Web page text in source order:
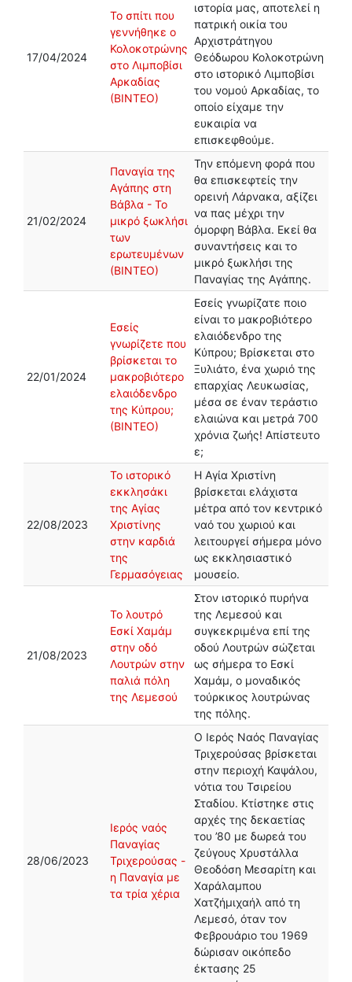
17/04/2024
Το σπίτι που
γεννήθηκε ο
Κολοκοτρώνης
στο Λιμποβίσι
Αρκαδίας
(ΒΙΝΤΕΟ)
ιστορία μας, αποτελεί η
πατρική οικία του
Αρχιστράτηγου
Θεόδωρου Κολοκοτρώνη
στο ιστορικό Λιμποβίσι
του νομού Αρκαδίας, το
οποίο είχαμε την
ευκαιρία να
επισκεφθούμε.
21/02/2024
Παναγία της
Αγάπης στη
Βάβλα - Το
μικρό ξωκλήσι
των
ερωτευμένων
(ΒΙΝΤΕΟ)
Την επόμενη φορά που
θα επισκεφτείς την
ορεινή Λάρνακα, αξίζει
να πας μέχρι την
όμορφη Βάβλα. Εκεί θα
συναντήσεις και το
μικρό ξωκλήσι της
Παναγίας της Αγάπης.
22/01/2024
Εσείς
γνωρίζετε που
βρίσκεται το
μακροβιότερο
ελαιόδενδρο
της Κύπρου;
(ΒΙΝΤΕΟ)
Εσείς γνωρίζατε ποιο
είναι το μακροβιότερο
ελαιόδενδρο της
Κύπρου; Βρίσκεται στο
Ξυλιάτο, ένα χωριό της
επαρχίας Λευκωσίας,
μέσα σε έναν τεράστιο
ελαιώνα και μετρά 700
χρόνια ζωής! Απίστευτο
ε;
22/08/2023
Το ιστορικό
εκκλησάκι
της Αγίας
Χριστίνης
στην καρδιά
της
Γερμασόγειας
Η Αγία Χριστίνη
βρίσκεται ελάχιστα
μέτρα από τον κεντρικό
ναό του χωριού και
λειτουργεί σήμερα μόνο
ως εκκλησιαστικό
μουσείο.
21/08/2023
Το λουτρό
Εσκί Χαμάμ
στην οδό
Λουτρών στην
παλιά πόλη
της Λεμεσού
Στον ιστορικό πυρήνα
της Λεμεσού και
συγκεκριμένα επί της
οδού Λουτρών σώζεται
ως σήμερα το Εσκί
Χαμάμ, ο μοναδικός
τούρκικος λουτρώνας
της πόλης.
28/06/2023
Ιερός ναός
Παναγίας
Τριχερούσας -
η Παναγία με
τα τρία χέρια
Ο Ιερός Ναός Παναγίας
Τριχερούσας βρίσκεται
στην περιοχή Καψάλου,
νότια του Τσιρείου
Σταδίου. Κτίστηκε στις
αρχές της δεκαετίας
του ’80 με δωρεά του
ζεύγους Χρυστάλλα
Θεοδόση Μεσαρίτη και
Χαράλαμπου
Χατζήμιχαήλ από τη
Λεμεσό, όταν τον
Φεβρουάριο του 1969
δώρισαν οικόπεδο
έκτασης 25